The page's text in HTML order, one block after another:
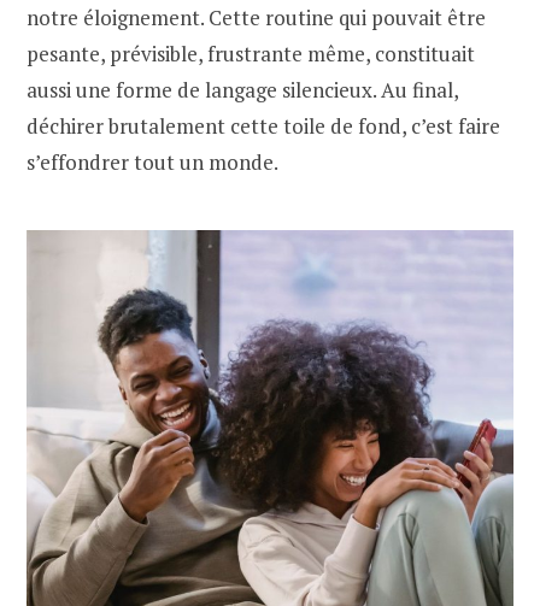
notre éloignement. Cette routine qui pouvait être
pesante, prévisible, frustrante même, constituait
aussi une forme de langage silencieux. Au final,
déchirer brutalement cette toile de fond, c’est faire
s’effondrer tout un monde.